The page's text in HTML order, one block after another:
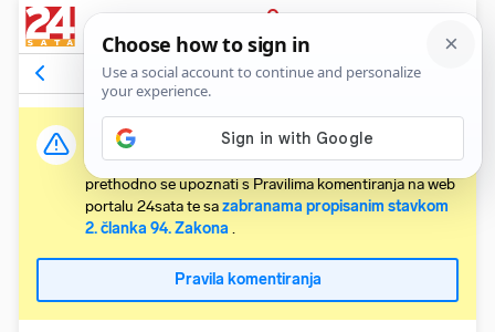
PRIJAVA
Komentari8 Relevantni
Važna obavijest:
Svaki korisnik koji želi komentirati članke obvezan je
prethodno se upoznati s Pravilima komentiranja na web
portalu 24sata te sazabranama propisanim stavkom
2. članka 94. Zakona .
Pravila komentiranja